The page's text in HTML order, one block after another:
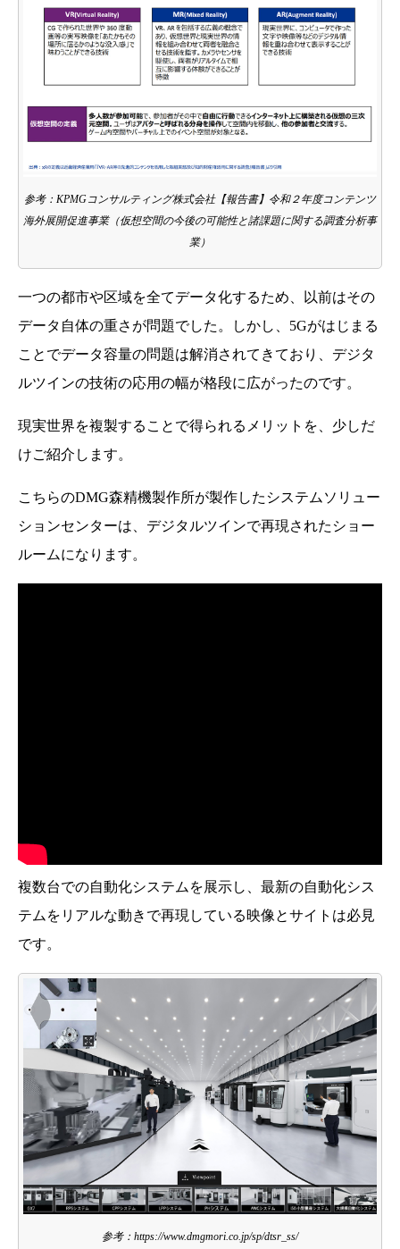
参考：KPMGコンサルティング株式会社【報告書】令和２年度コンテンツ
海外展開促進事業（仮想空間の今後の可能性と諸課題に関する調査分析事
業）
一つの都市や区域を全てデータ化するため、以前はその
データ自体の重さが問題でした。しかし、5Gがはじまる
ことでデータ容量の問題は解消されてきており、デジタ
ルツインの技術の応用の幅が格段に広がったのです。
現実世界を複製することで得られるメリットを、少しだ
けご紹介します。
こちらのDMG森精機製作所が製作したシステムソリュー
ションセンターは、デジタルツインで再現されたショー
ルームになります。
複数台での自動化システムを展示し、最新の自動化シス
テムをリアルな動きで再現している映像とサイトは必見
です。
参考：https://www.dmgmori.co.jp/sp/dtsr_ss/